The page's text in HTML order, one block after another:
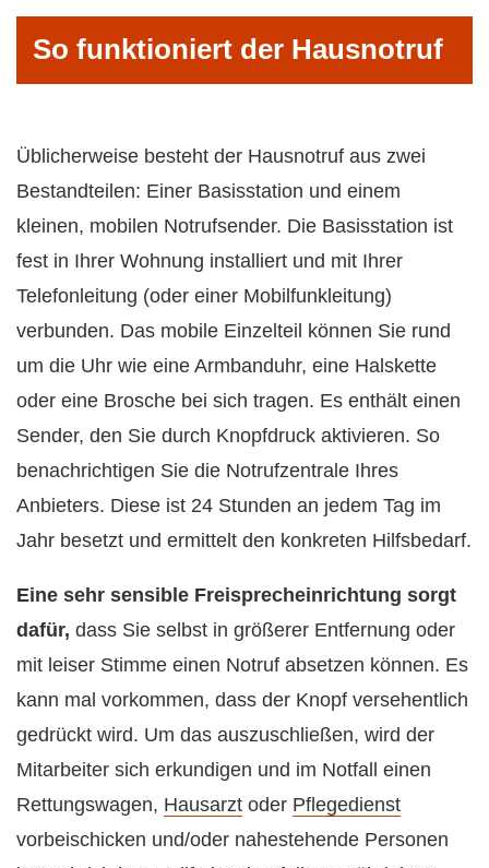
So funktioniert der Hausnotruf
Üblicherweise besteht der Hausnotruf aus zwei
Bestandteilen: Einer Basisstation und einem
kleinen, mobilen Notrufsender. Die Basisstation ist
fest in Ihrer Wohnung installiert und mit Ihrer
Telefonleitung (oder einer Mobilfunkleitung)
verbunden. Das mobile Einzelteil können Sie rund
um die Uhr wie eine Armbanduhr, eine Halskette
oder eine Brosche bei sich tragen. Es enthält einen
Sender, den Sie durch Knopfdruck aktivieren. So
benachrichtigen Sie die Notrufzentrale Ihres
Anbieters. Diese ist 24 Stunden an jedem Tag im
Jahr besetzt und ermittelt den konkreten Hilfsbedarf.
Eine sehr sensible Freisprecheinrichtung sorgt
dafür, dass Sie selbst in größerer Entfernung oder
mit leiser Stimme einen Notruf absetzen können. Es
kann mal vorkommen, dass der Knopf versehentlich
gedrückt wird. Um das auszuschließen, wird der
Mitarbeiter sich erkundigen und im Notfall einen
Rettungswagen, Hausarzt oder Pflegedienst
vorbeischicken und/oder nahestehende Personen